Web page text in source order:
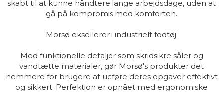
skabt til at kunne håndtere lange arbejdsdage, uden at
gå på kompromis med komforten.
Morsø eksellerer i industrielt fodtøj.
Med funktionelle detaljer som skridsikre såler og
vandtætte materialer, gør Morsø's produkter det
nemmere for brugere at udføre deres opgaver effektivt
og sikkert. Perfektion er opnået med ergonomiske